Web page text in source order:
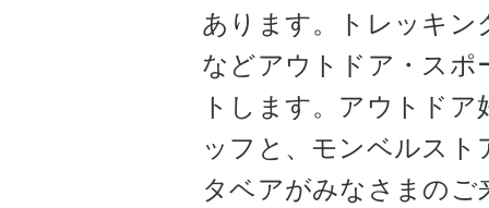
あります。トレッキ
などアウトドア・スポ
トします。アウトド
ッフと、モンベルス
タベアがみなさまの